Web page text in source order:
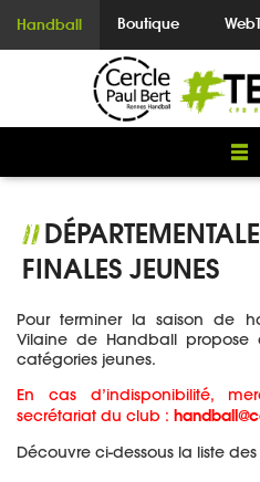
Handball Boutique
//
FINALES JEUNES
Pour terminer la saison de
Vilaine de Handball propose
catégories jeunes.
En cas d’indisponibilité,
secrétariat du club :
Découvre ci-dessous la liste